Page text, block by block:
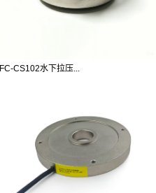
FC-CS102水下拉压...